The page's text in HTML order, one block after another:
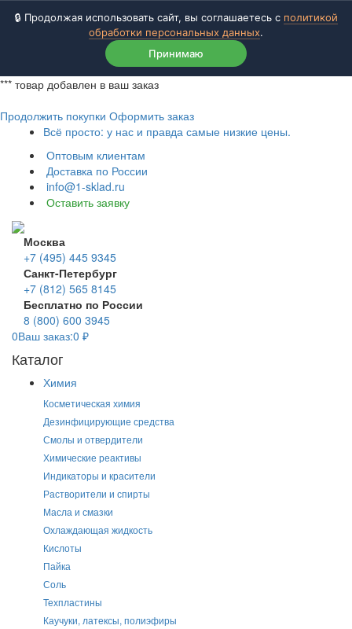
🔒 Продолжая использовать сайт, вы соглашаетесь с политикой
обработки персональных данных.
Принимаю
*** товар добавлен в ваш заказ
Продолжить покупки Оформить заказ
Всё просто: у нас и правда самые низкие цены.
Оптовым клиентам
Доставка по России
info@1-sklad.ru
Оставить заявку
Москва
+7 (495) 445 9345
Санкт-Петербург
+7 (812) 565 8145
Бесплатно по России
8 (800) 600 3945
0Ваш заказ:0 ₽
Каталог
Химия
Косметическая химия
Дезинфицирующие средства
Смолы и отвердители
Химические реактивы
Индикаторы и красители
Растворители и спирты
Масла и смазки
Охлаждающая жидкость
Кислоты
Пайка
Соль
Техпластины
Каучуки, латексы, полиэфиры